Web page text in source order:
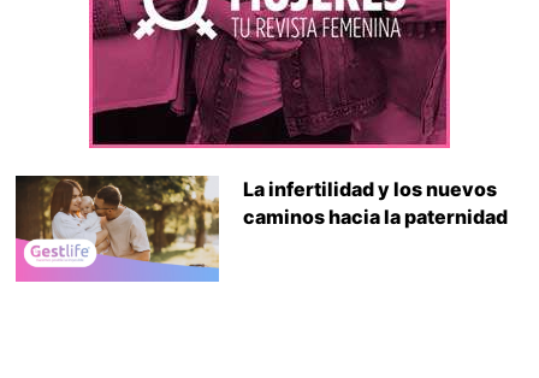
La infertilidad y los nuevos
caminos hacia la paternidad